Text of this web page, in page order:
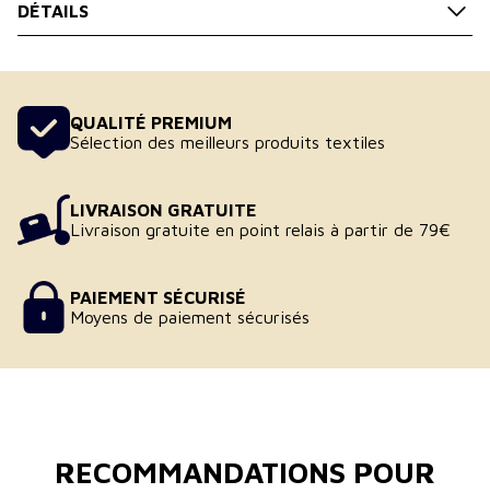
La Dinardaise Brasserie.
DÉTAILS
QUALITÉ PREMIUM
Sélection des meilleurs produits textiles
LIVRAISON GRATUITE
Livraison gratuite en point relais à partir de 79€
PAIEMENT SÉCURISÉ
Moyens de paiement sécurisés
RECOMMANDATIONS POUR